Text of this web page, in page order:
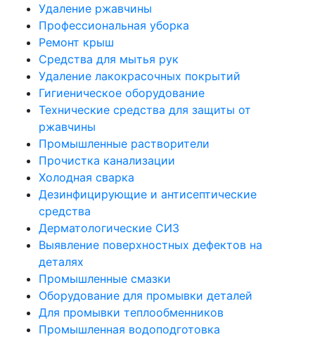
Удаление ржавчины
Профессиональная уборка
Ремонт крыш
Средства для мытья рук
Удаление лакокрасочных покрытий
Гигиеническое оборудование
Технические средства для защиты от
ржавчины
Промышленные растворители
Прочистка канализации
Холодная сварка
Дезинфицирующие и антисептические
средства
Дерматологические СИЗ
Выявление поверхностных дефектов на
деталях
Промышленные смазки
Оборудование для промывки деталей
Для промывки теплообменников
Промышленная водоподготовка